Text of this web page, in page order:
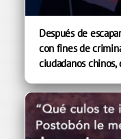
Después de
con fines de
ciudadanos